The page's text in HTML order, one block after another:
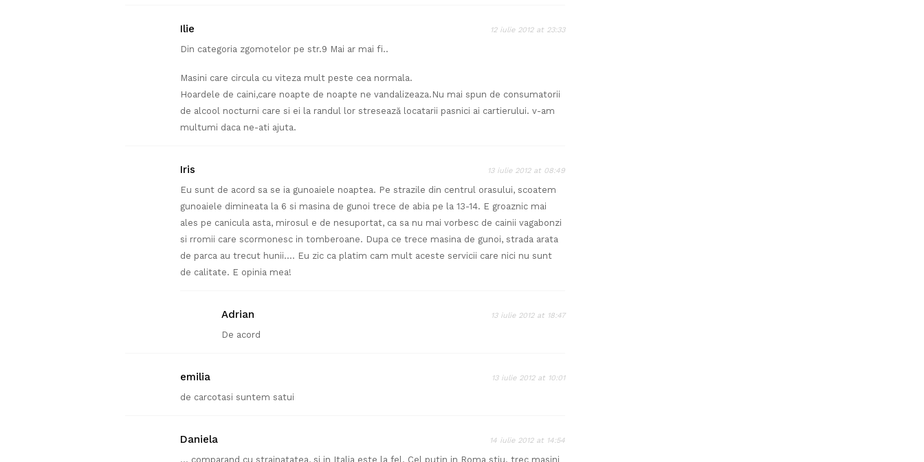
Ilie 12 iulie 2012 at 23:33
Din categoria zgomotelor pe str.9 Mai ar mai fi..
Masini care circula cu viteza mult peste cea normala.
Hoardele de caini,care noapte de noapte ne vandalizeaza.Nu mai spun de consumatorii
de alcool nocturni care si ei la randul lor stresează locatarii pasnici ai cartierului. v-am
multumi daca ne-ati ajuta.
Iris 13 iulie 2012 at 08:49
Eu sunt de acord sa se ia gunoaiele noaptea. Pe strazile din centrul orasului, scoatem
gunoaiele dimineata la 6 si masina de gunoi trece de abia pe la 13-14. E groaznic mai
ales pe canicula asta, mirosul e de nesuportat, ca sa nu mai vorbesc de cainii vagabonzi
si rromii care scormonesc in tomberoane. Dupa ce trece masina de gunoi, strada arata
de parca au trecut hunii…. Eu zic ca platim cam mult aceste servicii care nici nu sunt
de calitate. E opinia mea!
Adrian 13 iulie 2012 at 18:47
De acord
emilia 13 iulie 2012 at 10:01
de carcotasi suntem satui
Daniela 14 iulie 2012 at 14:54
… comparand cu strainatatea, si in Italia este la fel. Cel putin in Roma stiu. trec masini